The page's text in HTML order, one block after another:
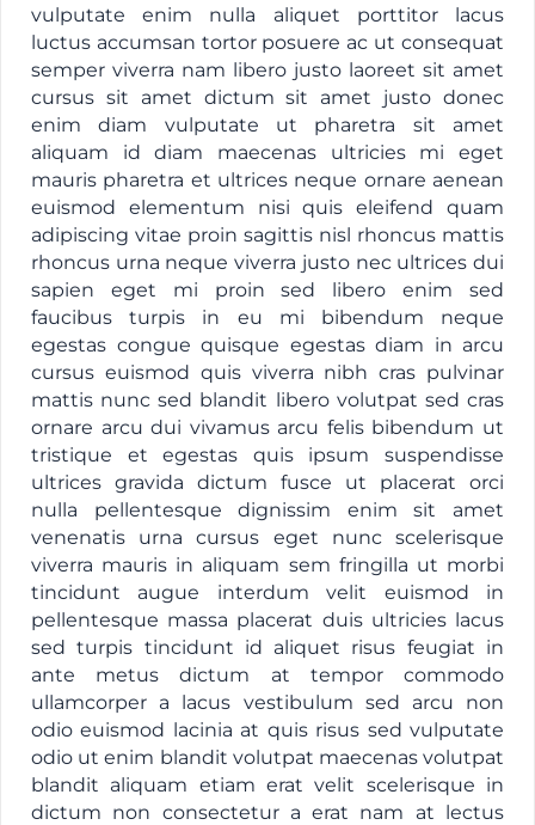
vulputate enim nulla aliquet porttitor lacus
luctus accumsan tortor posuere ac ut consequat
semper viverra nam libero justo laoreet sit amet
cursus sit amet dictum sit amet justo donec
enim diam vulputate ut pharetra sit amet
aliquam id diam maecenas ultricies mi eget
mauris pharetra et ultrices neque ornare aenean
euismod elementum nisi quis eleifend quam
adipiscing vitae proin sagittis nisl rhoncus mattis
rhoncus urna neque viverra justo nec ultrices dui
sapien eget mi proin sed libero enim sed
faucibus turpis in eu mi bibendum neque
egestas congue quisque egestas diam in arcu
cursus euismod quis viverra nibh cras pulvinar
mattis nunc sed blandit libero volutpat sed cras
ornare arcu dui vivamus arcu felis bibendum ut
tristique et egestas quis ipsum suspendisse
ultrices gravida dictum fusce ut placerat orci
nulla pellentesque dignissim enim sit amet
venenatis urna cursus eget nunc scelerisque
viverra mauris in aliquam sem fringilla ut morbi
tincidunt augue interdum velit euismod in
pellentesque massa placerat duis ultricies lacus
sed turpis tincidunt id aliquet risus feugiat in
ante metus dictum at tempor commodo
ullamcorper a lacus vestibulum sed arcu non
odio euismod lacinia at quis risus sed vulputate
odio ut enim blandit volutpat maecenas volutpat
blandit aliquam etiam erat velit scelerisque in
dictum non consectetur a erat nam at lectus